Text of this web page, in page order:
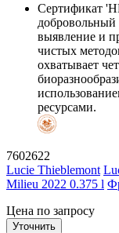
Сертификат
добровольный
выявление и
чистых
охватывает
ресурсами.
7602622
Lucie Thieblemont
Milieu 2022 0.375 l
Цена по запросу
Уточнить